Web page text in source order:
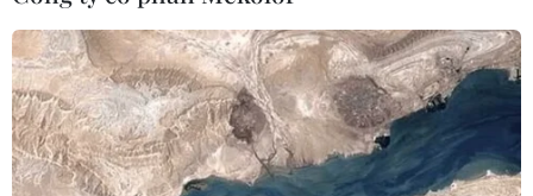
Nam sẵn sàng cho đại chiến ở "chảo
lửa" Pakansari
03/08/2026 03:13
Lịch thi đấu ASEAN Cup 2026 ngày
3/8: Việt Nam quyết đấu Indonesia